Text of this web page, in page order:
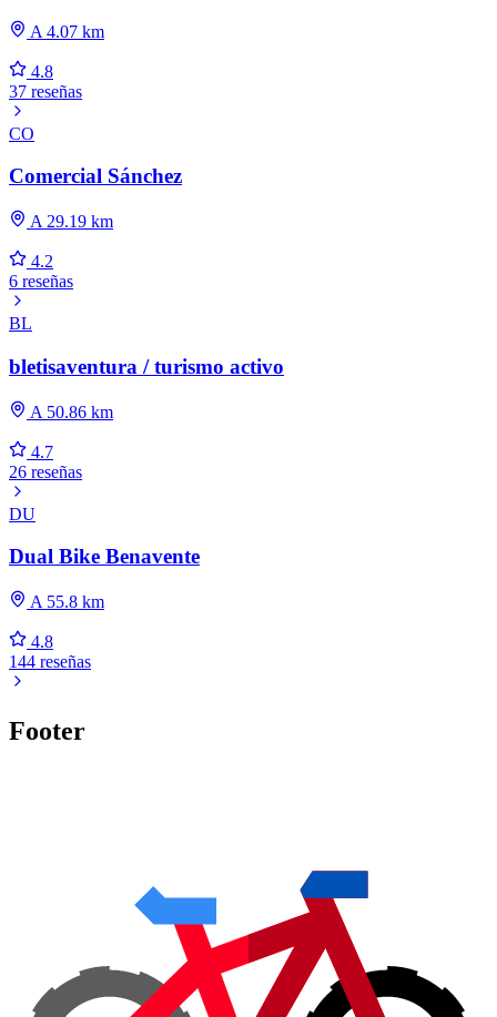
A 4.07 km
4.8
37 reseñas
CO
Comercial Sánchez
A 29.19 km
4.2
6 reseñas
BL
bletisaventura / turismo activo
A 50.86 km
4.7
26 reseñas
DU
Dual Bike Benavente
A 55.8 km
4.8
144 reseñas
Footer